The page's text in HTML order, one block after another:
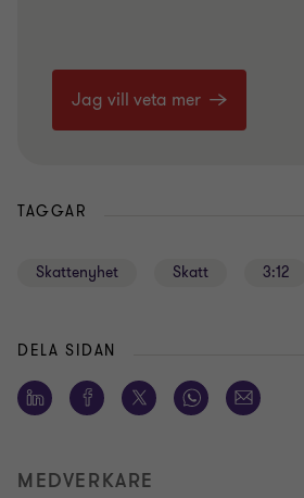
Jag vill veta mer
TAGGAR
Skattenyhet Skatt 3:12
DELA SIDAN
MEDVERKARE